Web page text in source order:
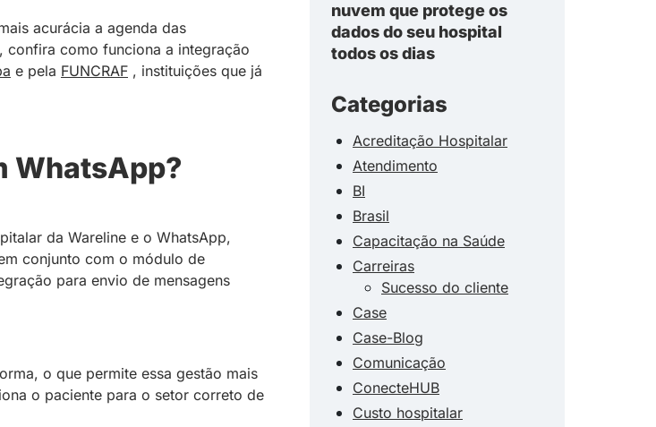
acurácia a agenda das
confira como funciona a integração
e pela FUNCRAF , instituições que já
WhatsApp?
da Wareline e o WhatsApp,
conjunto com o módulo de
para envio de mensagens
o que permite essa gestão mais
o paciente para o setor correto de
nuvem que protege os
dados do seu hospital
todos os dias
Categorias
Acreditação Hospitalar
Atendimento
BI
Brasil
Capacitação na Saúde
Carreiras
Sucesso do cliente
Case
Case-Blog
Comunicação
ConecteHUB
Custo hospitalar